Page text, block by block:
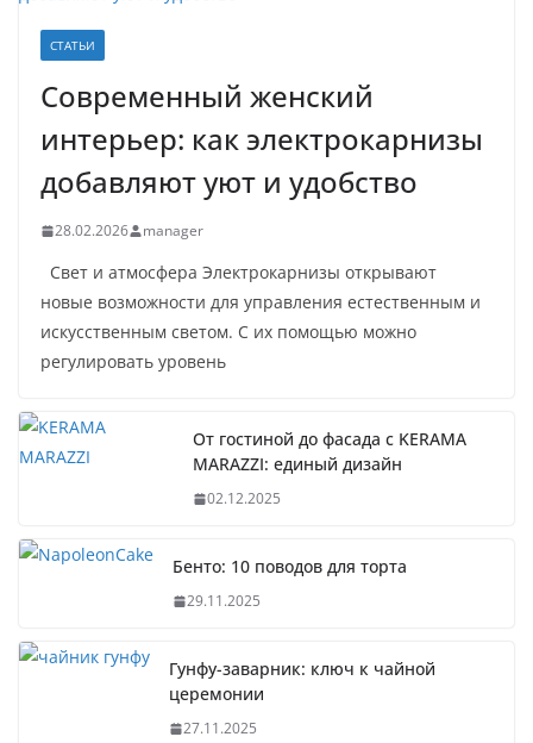
СТАТЬИ
Современный женский
интерьер: как электрокарнизы
добавляют уют и удобство
28.02.2026 manager
Свет и атмосфера Электрокарнизы открывают
новые возможности для управления естественным и
искусственным светом. С их помощью можно
регулировать уровень
От гостиной до фасада с KERAMA
MARAZZI: единый дизайн
02.12.2025
Бенто: 10 поводов для торта
29.11.2025
Гунфу-заварник: ключ к чайной
церемонии
27.11.2025